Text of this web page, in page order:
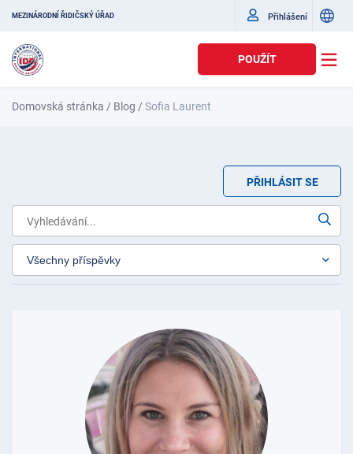
MEZINÁRODNÍ ŘIDIČSKÝ ÚŘAD Přihlášení
POUŽÍT
Domovská stránka / Blog /Sofia Laurent
PŘIHLÁSIT SE